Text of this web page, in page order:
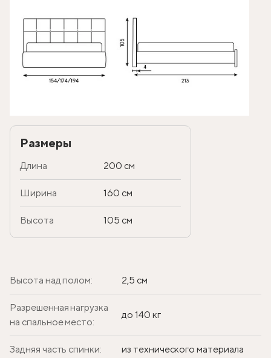
Размеры
Длина 200 см
Ширина 160 см
Высота 105 см
Высота над полом: 2,5 см
Разрешенная нагрузка
на спальное место:
до 140 кг
Задняя часть спинки: из технического материала